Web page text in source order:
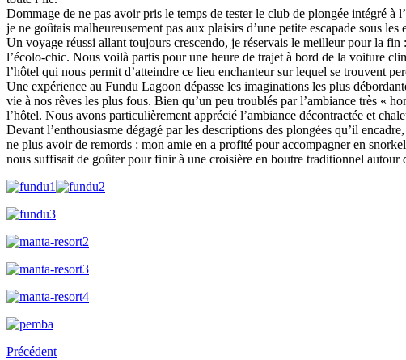
Dommage de ne pas avoir pris le temps de tester le club de plongée intégré
je ne goûtais malheureusement pas aux plaisirs d’une petite escapade sous les
Un voyage réussi allant toujours crescendo, je réservais le meilleur pour la
l’écolo-chic. Nous voilà partis pour une heure de trajet à bord de la voiture
l’hôtel qui nous permit d’atteindre ce lieu enchanteur sur lequel se trouvent
Une expérience au Fundu Lagoon dépasse les imaginations les plus
vie à nos rêves les plus fous. Bien qu’un peu troublés par l’ambiance très «
l’hôtel. Nous avons particulièrement apprécié l’ambiance décontractée et
Devant l’enthousiasme dégagé par les descriptions des plongées qu’il
ne plus avoir de remords : mon amie en a profité pour accompagner en
nous suffisait de goûter pour finir à une croisière en boutre traditionnel
Précédent